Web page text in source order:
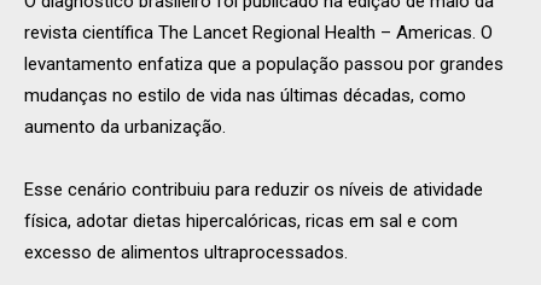
revista científica The Lancet Regional Health – Americas. O
levantamento enfatiza que a população passou por grandes
mudanças no estilo de vida nas últimas décadas, como
aumento da urbanização.
Esse cenário contribuiu para reduzir os níveis de atividade
física, adotar dietas hipercalóricas, ricas em sal e com
excesso de alimentos ultraprocessados.